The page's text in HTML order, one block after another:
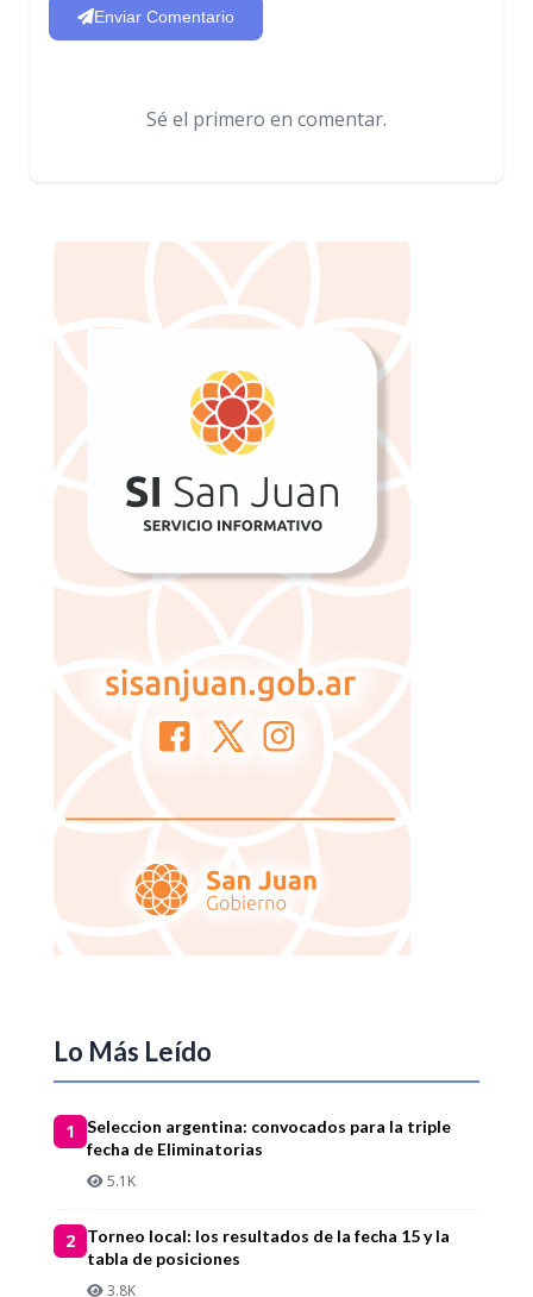
Enviar Comentario
Sé el primero en comentar.
Lo Más Leído
1
Seleccion argentina: convocados para la triple
fecha de Eliminatorias
5.1K
2
Torneo local: los resultados de la fecha 15 y la
tabla de posiciones
3.8K